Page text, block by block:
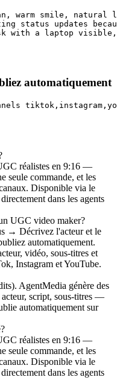
warm smile, natural
status updates
with a laptop
automatiquement
réalistes en 9:16 —
seule commande, et les
Disponible via le
dans les agents
UGC video maker?
→ Décrivez l'acteur et le
automatiquement.
vidéo, sous-titres et
Instagram et YouTube.
AgentMedia génère des
script, sous-titres —
automatiquement sur
réalistes en 9:16 —
seule commande, et les
Disponible via le
dans les agents